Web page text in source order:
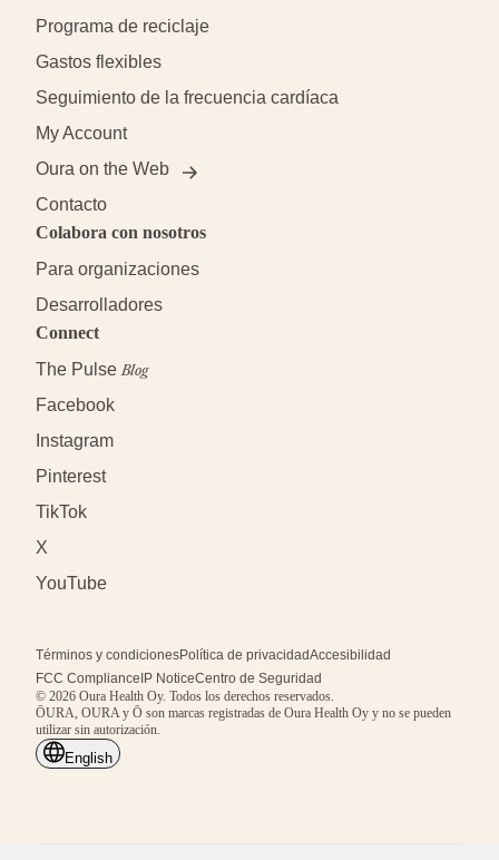
Programa de reciclaje
Gastos flexibles
Seguimiento de la frecuencia cardíaca
My Account
Oura on the Web
Contacto
Colabora con nosotros
Para organizaciones
Desarrolladores
Connect
The Pulse Blog
Facebook
Instagram
Pinterest
TikTok
X
YouTube
Términos y condicionesPolítica de privacidadAccesibilidad
FCC ComplianceIP NoticeCentro de Seguridad
© 2026 Oura Health Oy. Todos los derechos reservados.
ŌURA, OURA y Ō son marcas registradas de Oura Health Oy y no se pueden
utilizar sin autorización.
English